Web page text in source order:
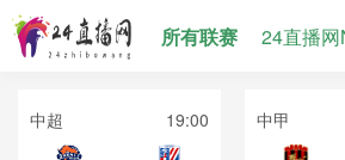
所有联赛 24直播
中超 19:00 中甲